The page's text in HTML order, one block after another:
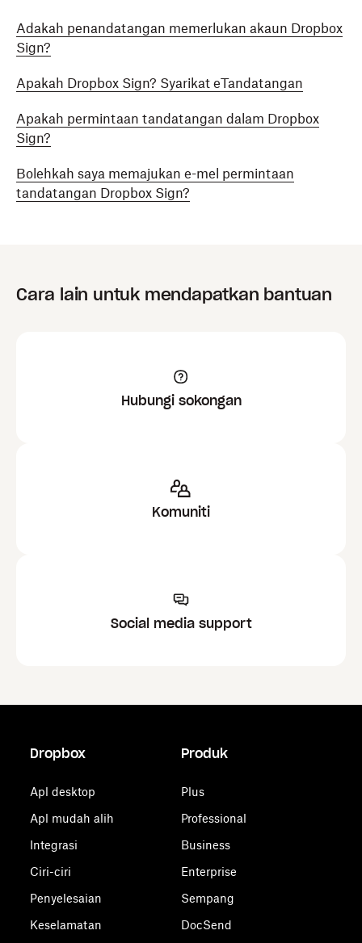
Adakah penandatangan memerlukan akaun Dropbox
Sign?
Apakah Dropbox Sign? Syarikat eTandatangan
Apakah permintaan tandatangan dalam Dropbox
Sign?
Bolehkah saya memajukan e-mel permintaan
tandatangan Dropbox Sign?
Cara lain untuk mendapatkan bantuan
Hubungi sokongan
Komuniti
Social media support
Dropbox
Apl desktop
Apl mudah alih
Integrasi
Ciri-ciri
Penyelesaian
Keselamatan
Produk
Plus
Professional
Business
Enterprise
Sempang
DocSend